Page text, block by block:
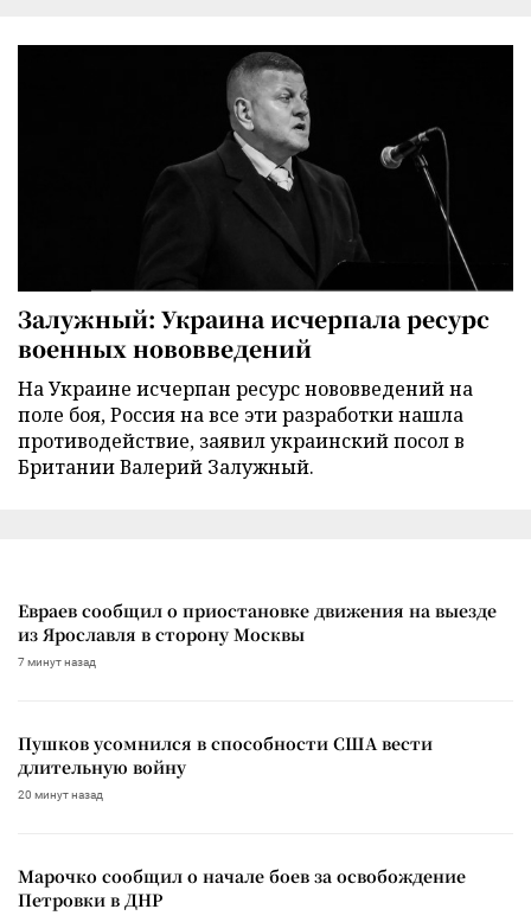
Залужный: Украина исчерпала ресурс
военных нововведений
На Украине исчерпан ресурс нововведений на
поле боя, Россия на все эти разработки нашла
противодействие, заявил украинский посол в
Британии Валерий Залужный.
Евраев сообщил о приостановке движения на выезде
из Ярославля в сторону Москвы
7 минут назад
Пушков усомнился в способности США вести
длительную войну
20 минут назад
Марочко сообщил о начале боев за освобождение
Петровки в ДНР